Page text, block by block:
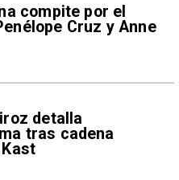
compite por el
Cruz y Anne
detalla
tras cadena